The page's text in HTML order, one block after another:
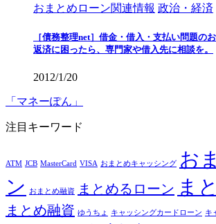
おまとめローン関連情報 政治・経済
［債務整理net］借金・借入・支払い問題の
返済に困ったら、専門家や借入先に相談を。
2012/1/20
「マネーぽん」
注目キーワード
ATM JCB MasterCard VISA おまとめキャッシング お
ン
おまとめ融資 まとめるローン ま
まとめ融資 ゆうちょ キャッシングカードローン キ